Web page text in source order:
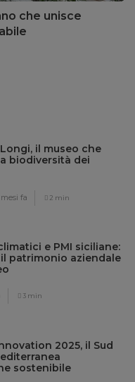
che unisce
il museo che
biodiversità dei
fa 2 min
e PMI siciliane:
patrimonio aziendale
3 min
2025, il Sud
sostenibile